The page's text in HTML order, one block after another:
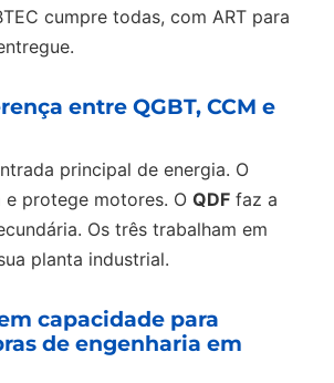
cumpre todas, com ART para
entre QGBT, CCM e
principal de energia. O
e protege motores. O QDF faz a
Os três trabalham em
planta industrial.
capacidade para
de engenharia em